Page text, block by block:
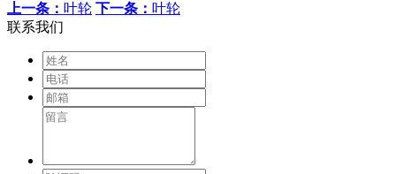
上一条： 叶轮 下一条： 叶轮
联系我们